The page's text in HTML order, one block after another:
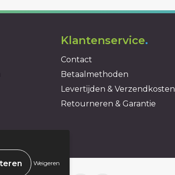
Klantenservice.
Contact
Betaalmethoden
Levertijden & Verzendkosten
Retourneren & Garantie
Weigeren